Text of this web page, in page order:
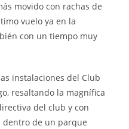
movido con rachas de
vuelo ya en la
con un tiempo muy
instalaciones del Club
resaltando la magnífica
del club y con
dentro de un parque